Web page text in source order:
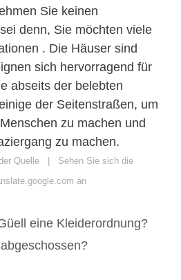
Sie keinen
denn, Sie möchten viele
. Die Häuser sind
sich hervorragend für
abseits der belebten
der Seitenstraßen, um
zu machen und
zu machen.
Quelle | Sehen Sie sich die
an
eine Kleiderordnung?